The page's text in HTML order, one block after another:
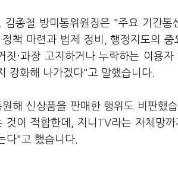
종철 방미통위원장은 "주요 기간통
책 마련과 법제 정비, 행정지도의 중
·과장 고지하거나 누락하는 이용
강화해 나가겠다"고 말했습니다.
해 신상품을 판매한 행위도 비판했
것이 적합한데, 지니TV라는 자체망
다"고 했습니다.